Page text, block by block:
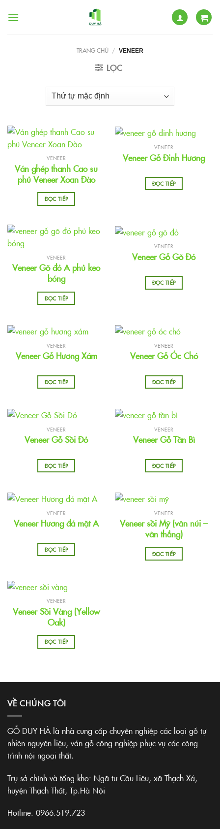
TRANG CHỦ / VENEER
LỌC
VENEER
Ván ghép thanh Cao su
phủ Veneer Xoan Đào
ĐỌC TIẾP
VENEER
Veneer Gỗ Đinh Hương
ĐỌC TIẾP
VENEER
Veneer Gõ đỏ A phủ keo
bóng
ĐỌC TIẾP
VENEER
Veneer Gỗ Gõ Đỏ
ĐỌC TIẾP
VENEER
Veneer Gỗ Hương Xám
ĐỌC TIẾP
VENEER
Veneer Gỗ Óc Chó
ĐỌC TIẾP
VENEER
Veneer Gỗ Sồi Đỏ
ĐỌC TIẾP
VENEER
Veneer Gỗ Tần Bì
ĐỌC TIẾP
VENEER
Veneer Hương đá mặt A
ĐỌC TIẾP
VENEER
Veneer sồi Mỹ (vân núi –
vân thẳng)
ĐỌC TIẾP
VENEER
Veneer Sồi Vàng (Yellow
Oak)
ĐỌC TIẾP
VỀ CHÚNG TÔI
GỖ DUY HÀ là nhà cung cấp chuyên nghiệp các loại gỗ tự
nhiên nguyên liệu, ván gỗ công nghiệp phục vụ các công
trình nội ngoại thất.
Trụ sở chính và tổng kho: Ngã tư Cầu Liêu, xã Thạch Xá,
huyện Thạch Thất, Tp.Hà Nội
Hotline: 0966.519.723